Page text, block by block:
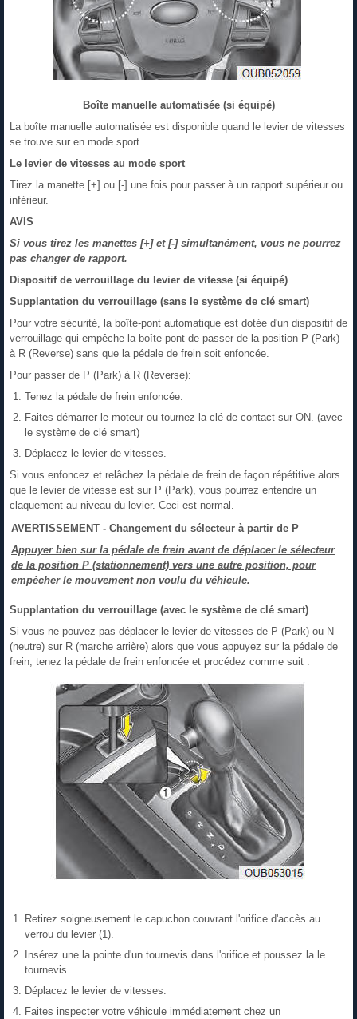
Boîte manuelle automatisée (si équipé)
La boîte manuelle automatisée est disponible quand le levier de vitesses
se trouve sur en mode sport.
Le levier de vitesses au mode sport
Tirez la manette [+] ou [-] une fois pour passer à un rapport supérieur ou
inférieur.
AVIS
Si vous tirez les manettes [+] et [-] simultanément, vous ne pourrez
pas changer de rapport.
Dispositif de verrouillage du levier de vitesse (si équipé)
Supplantation du verrouillage (sans le système de clé smart)
Pour votre sécurité, la boîte-pont automatique est dotée d'un dispositif de
verrouillage qui empêche la boîte-pont de passer de la position P (Park)
à R (Reverse) sans que la pédale de frein soit enfoncée.
Pour passer de P (Park) à R (Reverse):
Tenez la pédale de frein enfoncée.
Faites démarrer le moteur ou tournez la clé de contact sur ON. (avec
le système de clé smart)
Déplacez le levier de vitesses.
Si vous enfoncez et relâchez la pédale de frein de façon répétitive alors
que le levier de vitesse est sur P (Park), vous pourrez entendre un
claquement au niveau du levier. Ceci est normal.
AVERTISSEMENT - Changement du sélecteur à partir de P
Appuyer bien sur la pédale de frein avant de déplacer le sélecteur
de la position P (stationnement) vers une autre position, pour
empêcher le mouvement non voulu du véhicule.
Supplantation du verrouillage (avec le système de clé smart)
Si vous ne pouvez pas déplacer le levier de vitesses de P (Park) ou N
(neutre) sur R (marche arrière) alors que vous appuyez sur la pédale de
frein, tenez la pédale de frein enfoncée et procédez comme suit :
Retirez soigneusement le capuchon couvrant l'orifice d'accès au
verrou du levier (1).
Insérez une la pointe d'un tournevis dans l'orifice et poussez la le
tournevis.
Déplacez le levier de vitesses.
Faites inspecter votre véhicule immédiatement chez un